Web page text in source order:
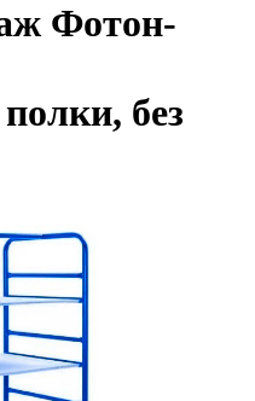
Фотон-
без